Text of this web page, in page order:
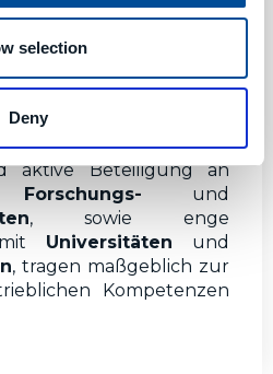
selection
Deny
aktive Beteiligung an
Forschungs- und
, sowie enge
mit Universitäten und
, tragen maßgeblich zur
Kompetenzen